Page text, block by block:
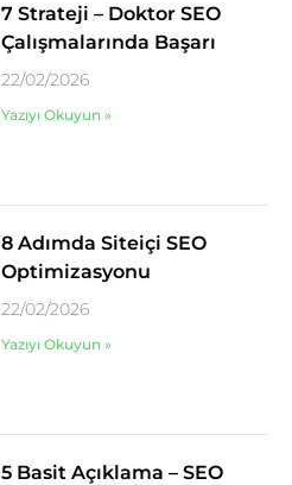
7 Strateji – Doktor SEO
Çalışmalarında Başarı
22/02/2026
Yazıyı Okuyun »
8 Adımda Siteiçi SEO
Optimizasyonu
22/02/2026
Yazıyı Okuyun »
5 Basit Açıklama – SEO